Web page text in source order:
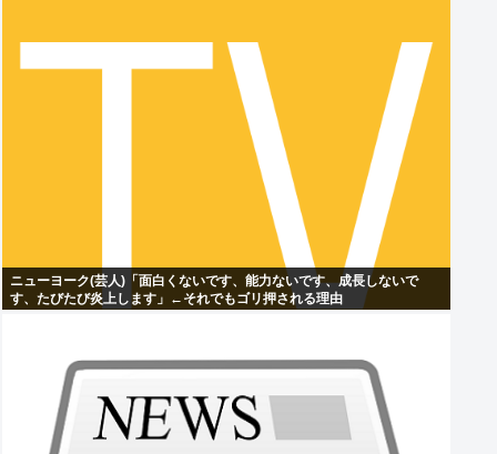
ニューヨーク(芸人)「面白くないです、能力ないです、成長しないで
す、たびたび炎上します」←それでもゴリ押される理由